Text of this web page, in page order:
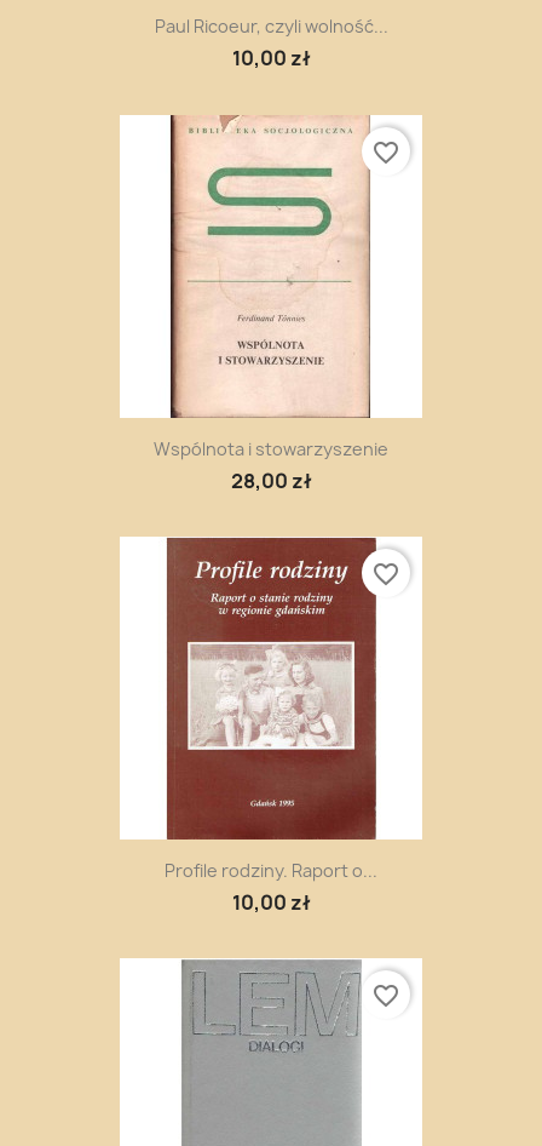
Paul Ricoeur, czyli wolność...
10,00 zł
Wspólnota i stowarzyszenie
28,00 zł
favorite_border
Profile rodziny. Raport o...
10,00 zł
favorite_border
favorite_border